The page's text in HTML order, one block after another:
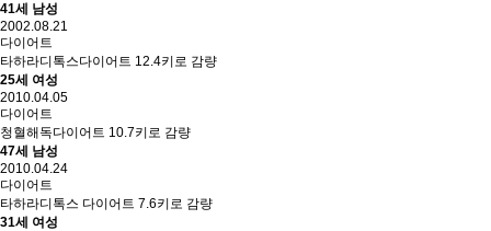
41세 남성
2002.08.21
다이어트
타하라디톡스다이어트 12.4키로 감량
25세 여성
2010.04.05
다이어트
청혈해독다이어트 10.7키로 감량
47세 남성
2010.04.24
다이어트
타하라디톡스 다이어트 7.6키로 감량
31세 여성